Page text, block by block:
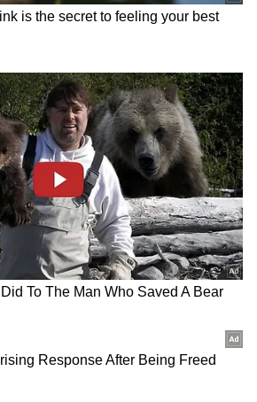
ஐ உங்கள் முதன்மைத்